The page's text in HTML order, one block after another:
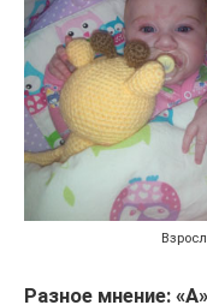
Разное мнение: